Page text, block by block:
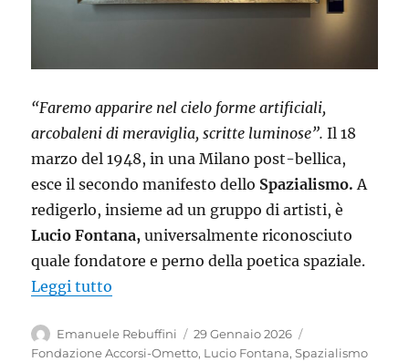
“Faremo apparire nel cielo forme artificiali,
arcobaleni di meraviglia, scritte luminose”. Il 18
marzo del 1948, in una Milano post-bellica,
esce il secondo manifesto dello Spazialismo. A
redigerlo, insieme ad un gruppo di artisti, è
Lucio Fontana, universalmente riconosciuto
quale fondatore e perno della poetica spaziale.
Leggi tutto
Autore
Emanuele Rebuffini
Pubblicato
il
29 Gennaio 2026
Fondazione Accorsi-Ometto, Lucio Fontana,Spazialismo